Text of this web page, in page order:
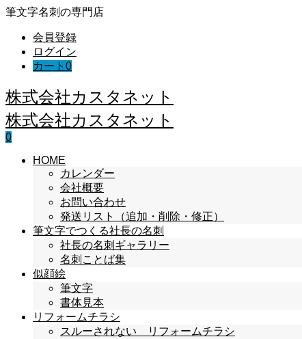
筆文字名刺の専門店
会員登録
ログイン
カート 0
株式会社カスタネット
株式会社カスタネット
0
HOME
カレンダー
会社概要
お問い合わせ
発送リスト（追加・削除・修正）
筆文字でつくる社長の名刺
社長の名刺ギャラリー
名刺ことば集
似顔絵
筆文字
書体見本
リフォームチラシ
スルーされない リフォームチラシ